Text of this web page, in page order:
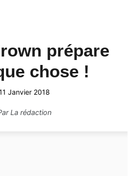
prépare
chose !
Janvier 2018
La rédaction